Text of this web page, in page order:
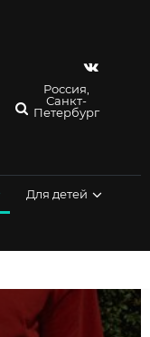
Россия,
Санкт-
Петербург
Для детей